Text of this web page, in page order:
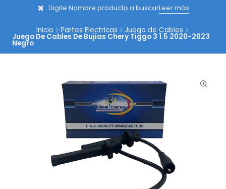
Digite Nombre producto a buscarLeer más
Inicio Partes Electricas Juego de Cables
Juego De Cables De Bujias Chery Tiggo 3 1.5 2020-2023
Negro